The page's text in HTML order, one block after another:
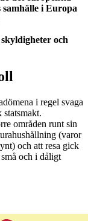
i Europa
och
i regel svaga
statsmakt.
områden runt sin
(varor
och att resa gick
och i dåligt